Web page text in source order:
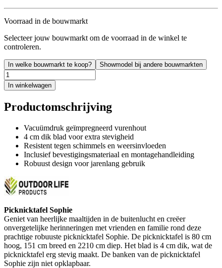
Voorraad in de bouwmarkt
Selecteer jouw bouwmarkt om de voorraad in de winkel te
controleren.
In welke bouwmarkt te koop? Showmodel bij andere bouwmarkten
In winkelwagen
Productomschrijving
Vacuümdruk geïmpregneerd vurenhout
4 cm dik blad voor extra stevigheid
Resistent tegen schimmels en weersinvloeden
Inclusief bevestigingsmateriaal en montagehandleiding
Robuust design voor jarenlang gebruik
Picknicktafel Sophie
Geniet van heerlijke maaltijden in de buitenlucht en creëer
onvergetelijke herinneringen met vrienden en familie rond deze
prachtige robuuste picknicktafel Sophie. De picknicktafel is 80 cm
hoog, 151 cm breed en 2210 cm diep. Het blad is 4 cm dik, wat de
picknicktafel erg stevig maakt. De banken van de picknicktafel
Sophie zijn niet opklapbaar.